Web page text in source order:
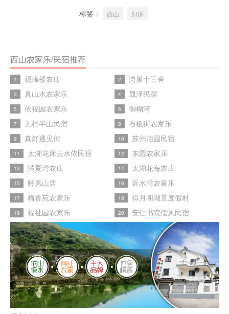
标签： 西山 归诉
西山农家乐/民宿推荐
1 观峰楼农庄 2 湾景十三舍
3 真山水农家乐 4 晟泽民宿
5 依福园农家乐 6 御楜湾
7 无桐半山民宿 8 石板街农家乐
9 真好遇见你 10 苏州冶园民宿
11 太湖花床云水依民宿 12 东园农家乐
13 消夏湾农庄 14 太湖花海农庄
15 聆风山居 16 近水湾农家乐
17 梅香苑农家乐 18 得月阁湖景度假村
19 福祉园农家乐 20 安仁书院儒风民宿